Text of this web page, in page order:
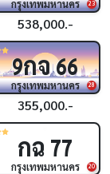
23
กรุงเทพมหานคร
538,000.-
28
9กจ66
กรุงเทพมหานคร
355,000.-
20
กฉ 77
กรุงเทพมหานคร